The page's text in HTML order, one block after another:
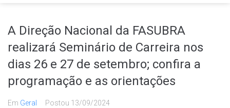
A Direção Nacional da FASUBRA
realizará Seminário de Carreira nos
dias 26 e 27 de setembro; confira a
programação e as orientações
Em Geral Postou 13/09/2024